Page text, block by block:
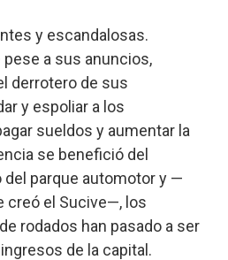
y escandalosas.
a sus anuncios,
derrotero de sus
y espoliar a los
sueldos y aumentar la
se benefició del
parque automotor y —
creó el Sucive—, los
rodados han pasado a ser
de la capital.